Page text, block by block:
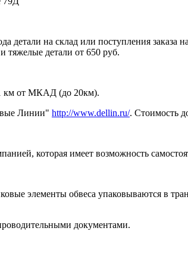
детали на склад или поступления
тяжелые детали от 650 руб.
1 км от МКАД (до 20км).
Линии" http://www.dellin.ru/. Стоимость
которая имеет возможность
элементы обвеса упаковываются в
документами.